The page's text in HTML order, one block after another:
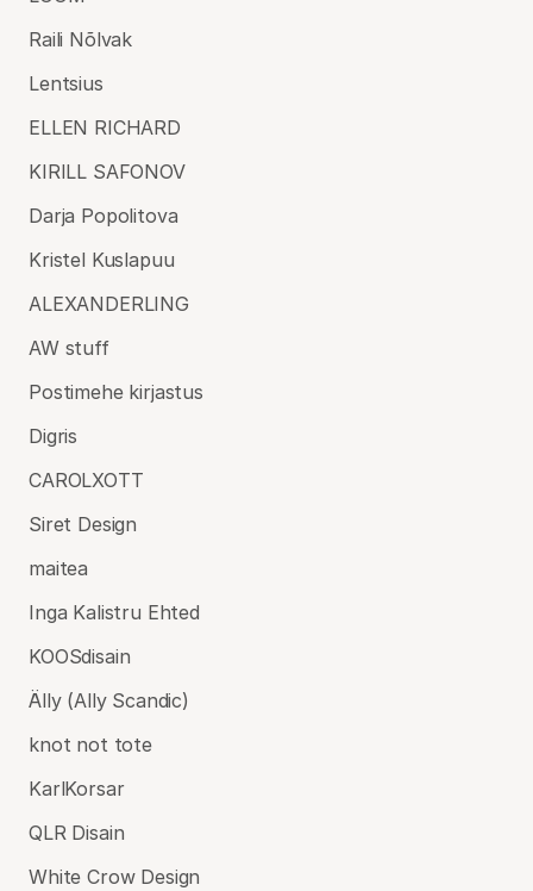
Raili Nõlvak
Lentsius
ELLEN RICHARD
KIRILL SAFONOV
Darja Popolitova
Kristel Kuslapuu
ALEXANDERLING
AW stuff
Postimehe kirjastus
Digris
CAROLXOTT
Siret Design
maitea
Inga Kalistru Ehted
KOOSdisain
Älly (Ally Scandic)
knot not tote
KarlKorsar
QLR Disain
White Crow Design